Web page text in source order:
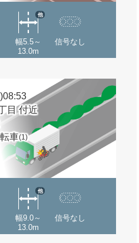
幅5.5～
13.0m
他
信号なし
目 付近
車(1)
幅9.0～
13.0m
他
信号なし